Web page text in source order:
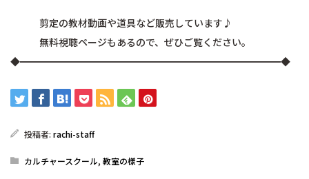
剪定の教材動画や道具など販売しています♪
無料視聴ページもあるので、ぜひご覧ください。
◆━━━━━━━━━━━━━━━━━━━━━━━━━━━◆
投稿者: rachi-staff
カルチャースクール, 教室の様子